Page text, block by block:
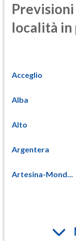
località in
Acceglio
Alba
Alto
Argentera
Artesina-Mond...